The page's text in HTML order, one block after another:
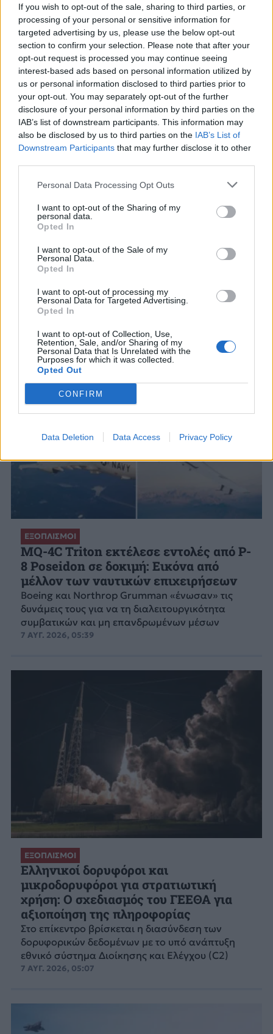
If you wish to opt-out of the sale, sharing to third parties, or
processing of your personal or sensitive information for
targeted advertising by us, please use the below opt-out
section to confirm your selection. Please note that after your
opt-out request is processed you may continue seeing
interest-based ads based on personal information utilized by
us or personal information disclosed to third parties prior to
your opt-out. You may separately opt-out of the further
disclosure of your personal information by third parties on the
IAB’s list of downstream participants. This information may
also be disclosed by us to third parties on the IAB’s List of
Downstream Participants that may further disclose it to other
Personal Data Processing Opt Outs
I want to opt-out of the Sharing of my
personal data.
Opted In
I want to opt-out of the Sale of my
Personal Data.
Opted In
I want to opt-out of processing my
Personal Data for Targeted Advertising.
Opted In
I want to opt-out of Collection, Use,
Retention, Sale, and/or Sharing of my
Personal Data that Is Unrelated with the
Purposes for which it was collected.
Opted Out
CONFIRM
Data Deletion Data Access Privacy Policy
Τουρκία: «Δεν στοχεύει
κάποια συγκεκριμένη
χώρα η αμυντική
συμφωνία με Πακιστάν
και Σαουδική Αραβία»
Προκλήσεων
Αιγαίο από
8 παραβάσεις
παραβιάσεις
ΔΙΑΦΗΜΙΣΗ
ΣΧΕΤΙΚΑ ΑΡΘΡΑ
ΕΞΟΠΛΙΣΜΟΙ
MQ-4C Triton εκτέλεσε εντολές από P-
8 Poseidon σε δοκιμή: Εικόνα από
μέλλον των ναυτικών επιχειρήσεων
Boeing και Northrop Grumman «ένωσαν» τις
δυνάμεις τους για να τη διαλειτουργικότητα
συμβατικών και μη επανδρωμένων μέσων
7 ΑΥΓ. 2026, 05:39
ΕΞΟΠΛΙΣΜΟΙ
Ελληνικοί δορυφόροι και
μικροδορυφόροι για στρατιωτική
χρήση: Ο σχεδιασμός του ΓΕΕΘΑ για
αξιοποίηση της πληροφορίας
Στο επίκεντρο βρίσκεται η διασύνδεση των
δορυφορικών δεδομένων με το υπό ανάπτυξη
εθνικό σύστημα Διοίκησης και Ελέγχου (C2)
7 ΑΥΓ. 2026, 05:07